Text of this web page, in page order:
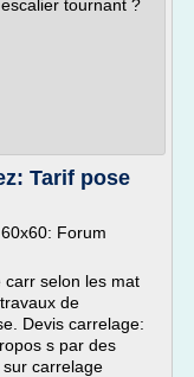
tournant ?
Tarif pose
Forum
selon les mat
de
Devis carrelage:
s par des
carrelage